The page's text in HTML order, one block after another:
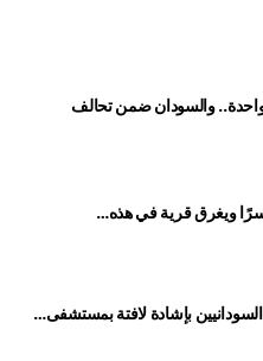
واحدة.. والسودان ضمن تحالف
ويغرق قرية في هذه…
بإشادة لافتة بمستشفى…